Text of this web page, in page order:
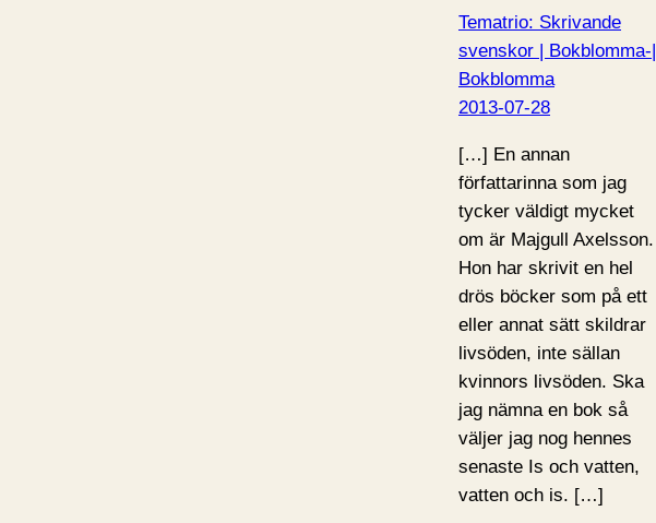
Tematrio: Skrivande
svenskor | Bokblomma-|
Bokblomma
2013-07-28
[…] En annan
författarinna som jag
tycker väldigt mycket
om är Majgull Axelsson.
Hon har skrivit en hel
drös böcker som på ett
eller annat sätt skildrar
livsöden, inte sällan
kvinnors livsöden. Ska
jag nämna en bok så
väljer jag nog hennes
senaste Is och vatten,
vatten och is. […]